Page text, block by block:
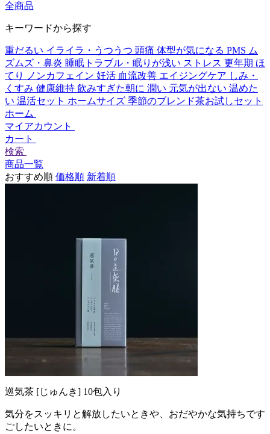
全商品
キーワードから探す
重だるい イライラ・うつうつ 頭痛 体型が気になる PMS ム
ズムズ・鼻炎 睡眠トラブル・眠りが浅い ストレス 更年期 ほ
てり
ノンカフェイン 妊活 血流改善 エイジングケア しみ・
くすみ 健康維持 飲みすぎた朝に 潤い 元気が出ない 温めた
い 温活セット ホームサイズ 季節のブレンド茶お試しセット
ホーム
マイアカウント
カート
検索
商品一覧
おすすめ順 価格順 新着順
巡気茶 [じゅんき] 10包入り
気分をスッキリと解放したいときや、おだやかな気持ちです
ごしたいときに。